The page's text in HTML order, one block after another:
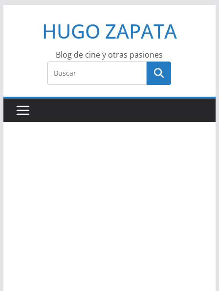
HUGO ZAPATA
Blog de cine y otras pasiones